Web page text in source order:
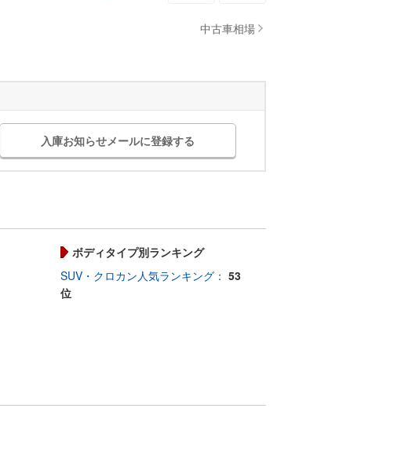
中古車相場
入庫お知らせメールに登録する
ボディタイプ別ランキング
SUV・クロカン人気ランキング： 53
位